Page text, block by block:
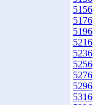
5156
5176
5196
5216
5236
5256
5276
5296
5316